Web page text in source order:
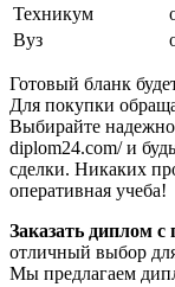
Техникум
Вуз
Готовый бланк
Для покупки
Выбирайте
diplom24.com/ и
сделки. Никаких
оперативная учеба!
Заказать диплом с
отличный выбор
Мы предлагаем